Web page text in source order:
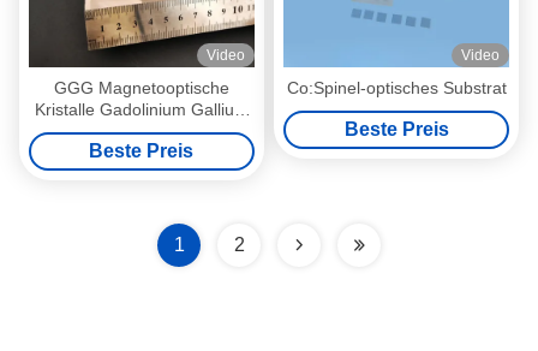
Video
GGG Magnetooptische
Kristalle Gadolinium Gallium
Granat Einzelkristalle und
Substrate
Beste Preis
Video
Co:Spinel-optisches Substrat
Beste Preis
1 2